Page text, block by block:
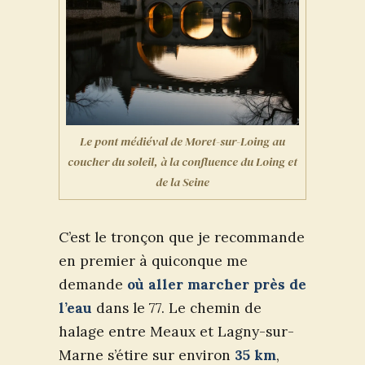
Le pont médiéval de Moret-sur-Loing au
coucher du soleil, à la confluence du Loing et
de la Seine
C’est le tronçon que je recommande
en premier à quiconque me
demande où aller marcher près de
l’eau dans le 77. Le chemin de
halage entre Meaux et Lagny-sur-
Marne s’étire sur environ 35 km,